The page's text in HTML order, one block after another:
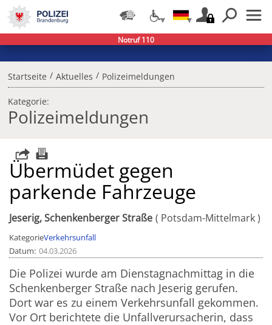
Startseite / Aktuelles / Polizeimeldungen
Kategorie:
Polizeimeldungen
Übermüdet gegen
parkende Fahrzeuge
Jeserig, Schenkenberger Straße Potsdam-Mittelmark
KategorieVerkehrsunfall
Datum 04.03.2026
Die Polizei wurde am Dienstagnachmittag in die
Schenkenberger Straße nach Jeserig gerufen.
Dort war es zu einem Verkehrsunfall gekommen.
Vor Ort berichtete die Unfallverursacherin, dass
Notruf 110